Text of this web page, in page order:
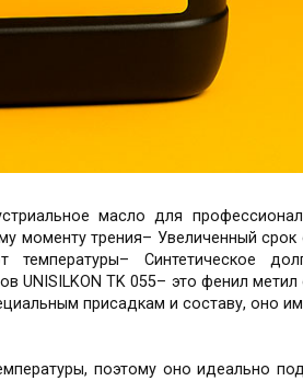
масло для
моменту трения– Увеличенный
температуры–
UNISILKON TK 055– это фенил
присадкам и составу, оно
поэтому оно идеально